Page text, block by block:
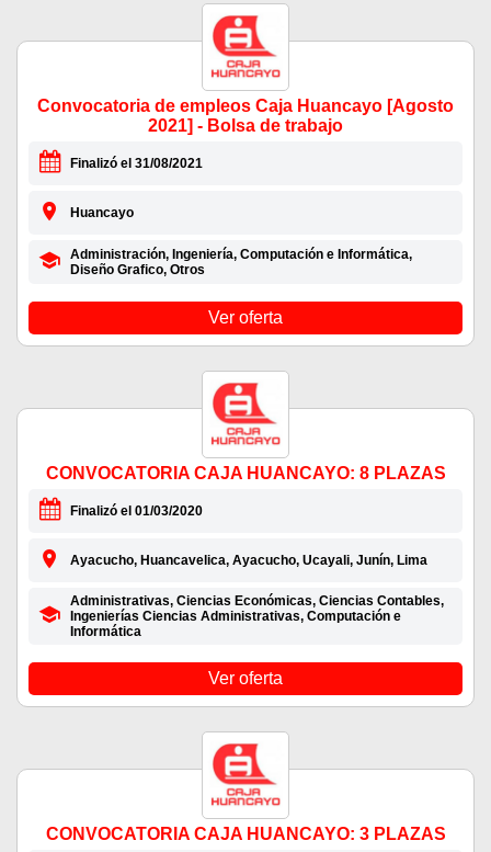
Convocatoria de empleos Caja Huancayo [Agosto
2021] - Bolsa de trabajo
Finalizó el 31/08/2021
Huancayo
Administración, Ingeniería, Computación e Informática,
Diseño Grafico, Otros
Ver oferta
CONVOCATORIA CAJA HUANCAYO: 8 PLAZAS
Finalizó el 01/03/2020
Ayacucho, Huancavelica, Ayacucho, Ucayali, Junín, Lima
Administrativas, Ciencias Económicas, Ciencias Contables,
Ingenierías Ciencias Administrativas, Computación e
Informática
Ver oferta
CONVOCATORIA CAJA HUANCAYO: 3 PLAZAS